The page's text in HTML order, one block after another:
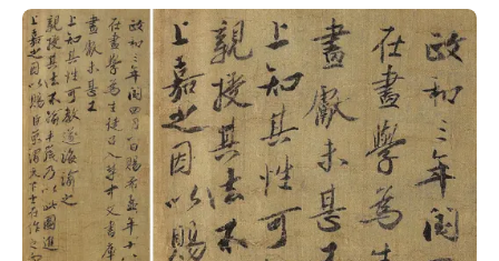
法
字
库
篆
刻
印
鉴
查